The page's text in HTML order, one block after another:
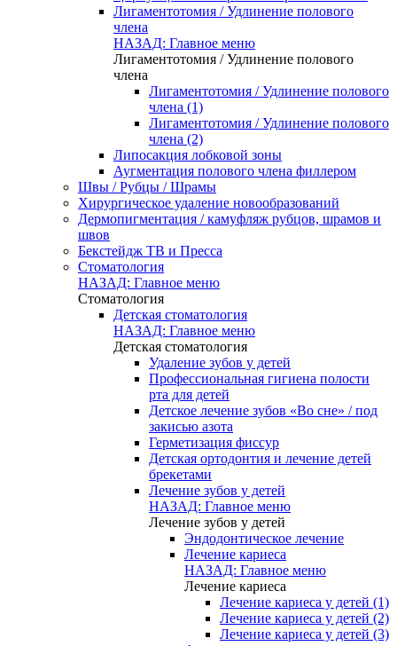
Лигаментотомия / Удлинение полового
члена
НАЗАД: Главное меню
Лигаментотомия / Удлинение полового
члена
Лигаментотомия / Удлинение полового
члена (1)
Лигаментотомия / Удлинение полового
члена (2)
Липосакция лобковой зоны
Аугментация полового члена филлером
Швы / Рубцы / Шрамы
Хирургическое удаление новообразований
Дермопигментация / камуфляж рубцов, шрамов и
швов
Бекстейдж ТВ и Пресса
Стоматология
НАЗАД: Главное меню
Стоматология
Детская стоматология
НАЗАД: Главное меню
Детская стоматология
Удаление зубов у детей
Профессиональная гигиена полости
рта для детей
Детское лечение зубов «Во сне» / под
закисью азота
Герметизация фиссур
Детская ортодонтия и лечение детей
брекетами
Лечение зубов у детей
НАЗАД: Главное меню
Лечение зубов у детей
Эндодонтическое лечение
Лечение кариеса
НАЗАД: Главное меню
Лечение кариеса
Лечение кариеса у детей (1)
Лечение кариеса у детей (2)
Лечение кариеса у детей (3)